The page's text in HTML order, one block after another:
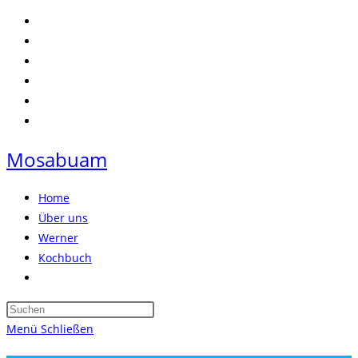
Zum
Inhalt
springen
Mosabuam
Home
Über uns
Werner
Kochbuch
umschalten
Press
Menü Schließen